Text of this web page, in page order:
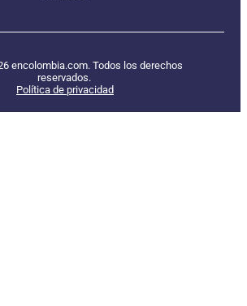
encolombia.com. Todos los derechos
reservados.
Política de privacidad